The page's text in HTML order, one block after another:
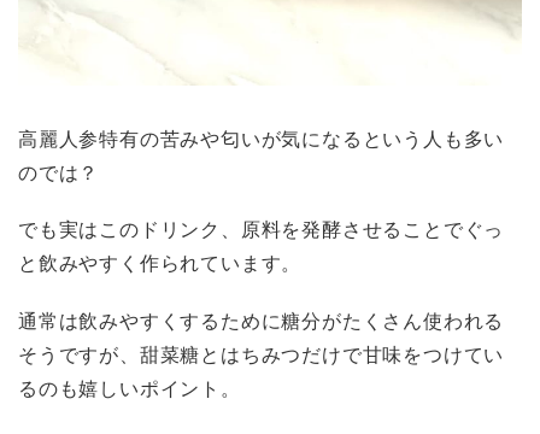
高麗人参特有の苦みや匂いが気になるという人も多い
のでは？
でも実はこのドリンク、原料を発酵させることでぐっ
と飲みやすく作られています。
通常は飲みやすくするために糖分がたくさん使われる
そうですが、甜菜糖とはちみつだけで甘味をつけてい
るのも嬉しいポイント。